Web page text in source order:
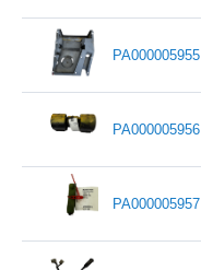
PA000005955
PA000005956
PA000005957